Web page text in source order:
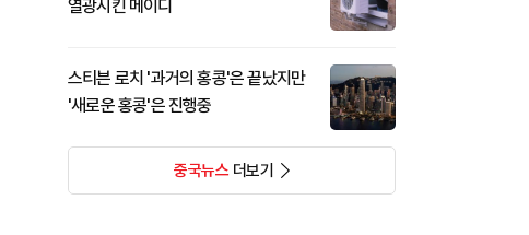
열광시킨 메이디
스티븐 로치 '과거의 홍콩'은 끝났지만
'새로운 홍콩'은 진행중
중국뉴스더보기